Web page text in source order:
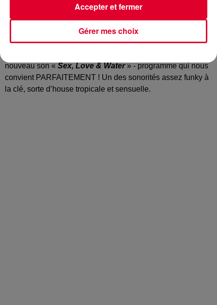
La star des platines a depuis longtemps jeté ses filets sur
d’autres univers musicaux. On se souvient notamment du
Sunny Days», diffusé sur RadioFG.
nouveau son « Sex, Love & Water» - programme qui nous
convient PARFAITEMENT ! Un des sonorités assez funky à
la clé, sorte d’house tropicale et sensuelle.
Gérer mes choix
Accepter et fermer